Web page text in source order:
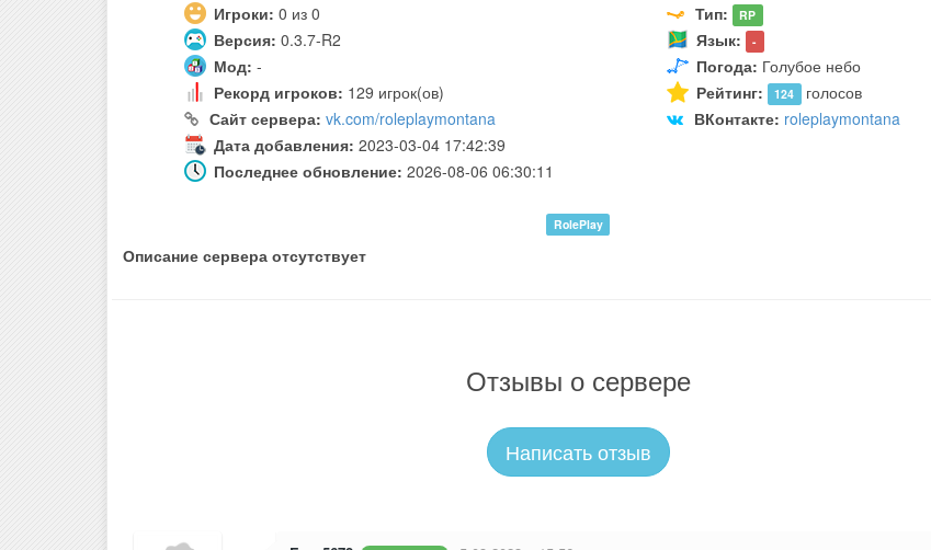
Игроки: 0 из 0 Тип: RP
Версия: 0.3.7-R2 Язык: -
Мод: - Погода: Голубое небо
Рекорд игроков: 129 игрок(ов) Рейтинг: 124 голосов
Сайт сервера: vk.com/roleplaymontana ВКонтакте: roleplaymontana
Дата добавления: 2023-03-04 17:42:39
Последнее обновление: 2026-08-06 06:30:11
RolePlay
Описание сервера отсутствует
Отзывы о сервере
Написать отзыв